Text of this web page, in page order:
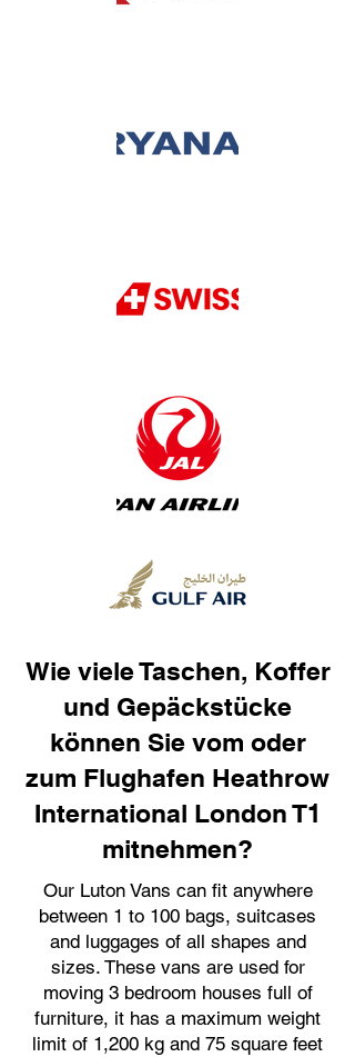
Wie viele Taschen, Koffer
und Gepäckstücke
können Sie vom oder
zum Flughafen Heathrow
International London T1
mitnehmen?
Our Luton Vans can fit anywhere
between 1 to 100 bags, suitcases
and luggages of all shapes and
sizes. These vans are used for
moving 3 bedroom houses full of
furniture, it has a maximum weight
limit of 1,200 kg and 75 square feet